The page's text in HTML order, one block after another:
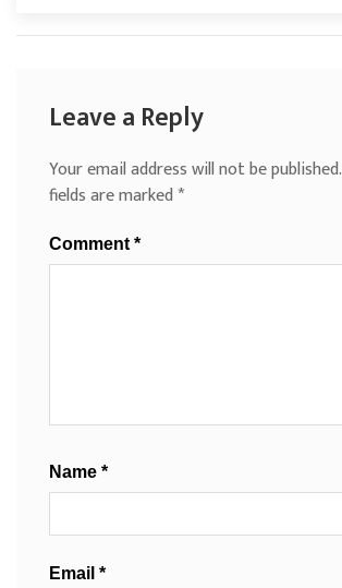
Leave a Reply
Your email address will not be published.
fields are marked*
Comment *
Name *
Email *